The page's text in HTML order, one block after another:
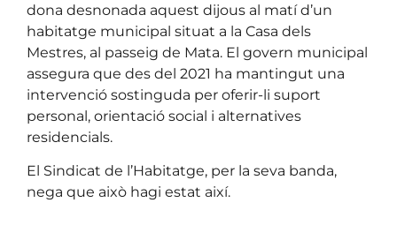
dona desnonada aquest dijous al matí d’un
habitatge municipal situat a la Casa dels
Mestres, al passeig de Mata. El govern municipal
assegura que des del 2021 ha mantingut una
intervenció sostinguda per oferir-li suport
personal, orientació social i alternatives
residencials.
El Sindicat de l’Habitatge, per la seva banda,
nega que això hagi estat així.